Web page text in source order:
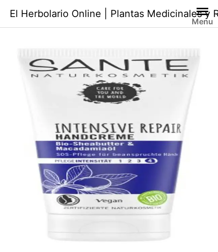
contenido
El Herbolario Online | Plantas Medicinales y
Menu